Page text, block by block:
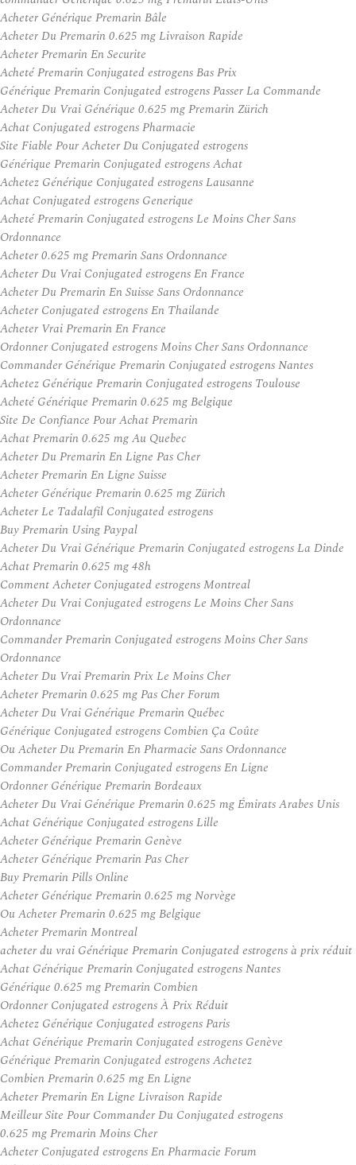
Acheter Générique Premarin Bâle
Acheter Du Premarin 0.625 mg Livraison Rapide
Acheter Premarin En Securite
Acheté Premarin Conjugated estrogens Bas Prix
Générique Premarin Conjugated estrogens Passer La Commande
Acheter Du Vrai Générique 0.625 mg Premarin Zürich
Achat Conjugated estrogens Pharmacie
Site Fiable Pour Acheter Du Conjugated estrogens
Générique Premarin Conjugated estrogens Achat
Achetez Générique Conjugated estrogens Lausanne
Achat Conjugated estrogens Generique
Acheté Premarin Conjugated estrogens Le Moins Cher Sans
Ordonnance
Acheter 0.625 mg Premarin Sans Ordonnance
Acheter Du Vrai Conjugated estrogens En France
Acheter Du Premarin En Suisse Sans Ordonnance
Acheter Conjugated estrogens En Thailande
Acheter Vrai Premarin En France
Ordonner Conjugated estrogens Moins Cher Sans Ordonnance
Commander Générique Premarin Conjugated estrogens Nantes
Achetez Générique Premarin Conjugated estrogens Toulouse
Acheté Générique Premarin 0.625 mg Belgique
Site De Confiance Pour Achat Premarin
Achat Premarin 0.625 mg Au Quebec
Acheter Du Premarin En Ligne Pas Cher
Acheter Premarin En Ligne Suisse
Acheter Générique Premarin 0.625 mg Zürich
Acheter Le Tadalafil Conjugated estrogens
Buy Premarin Using Paypal
Acheter Du Vrai Générique Premarin Conjugated estrogens La Dinde
Achat Premarin 0.625 mg 48h
Comment Acheter Conjugated estrogens Montreal
Acheter Du Vrai Conjugated estrogens Le Moins Cher Sans
Ordonnance
Commander Premarin Conjugated estrogens Moins Cher Sans
Ordonnance
Acheter Du Vrai Premarin Prix Le Moins Cher
Acheter Premarin 0.625 mg Pas Cher Forum
Acheter Du Vrai Générique Premarin Québec
Générique Conjugated estrogens Combien Ça Coûte
Ou Acheter Du Premarin En Pharmacie Sans Ordonnance
Commander Premarin Conjugated estrogens En Ligne
Ordonner Générique Premarin Bordeaux
Acheter Du Vrai Générique Premarin 0.625 mg Émirats Arabes Unis
Achat Générique Conjugated estrogens Lille
Acheter Générique Premarin Genève
Acheter Générique Premarin Pas Cher
Buy Premarin Pills Online
Acheter Générique Premarin 0.625 mg Norvège
Ou Acheter Premarin 0.625 mg Belgique
Acheter Premarin Montreal
acheter du vrai Générique Premarin Conjugated estrogens à prix réduit
Achat Générique Premarin Conjugated estrogens Nantes
Générique 0.625 mg Premarin Combien
Ordonner Conjugated estrogens À Prix Réduit
Achetez Générique Conjugated estrogens Paris
Achat Générique Premarin Conjugated estrogens Genève
Générique Premarin Conjugated estrogens Achetez
Combien Premarin 0.625 mg En Ligne
Acheter Premarin En Ligne Livraison Rapide
Meilleur Site Pour Commander Du Conjugated estrogens
0.625 mg Premarin Moins Cher
Acheter Conjugated estrogens En Pharmacie Forum